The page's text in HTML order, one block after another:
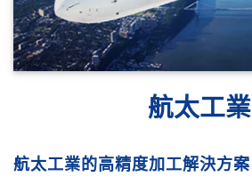
航太工業
航太工業的高精度加工解決方案